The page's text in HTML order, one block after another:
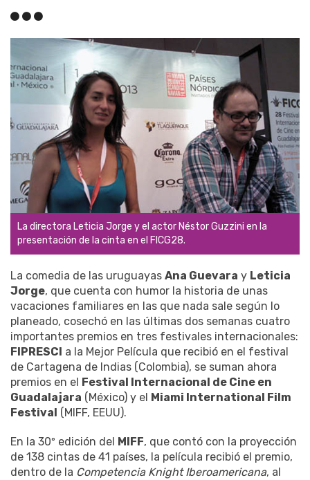
La directora Leticia Jorge y el actor Néstor Guzzini en la
presentación de la cinta en el FICG28.
La comedia de las uruguayas Ana Guevara y Leticia
Jorge, que cuenta con humor la historia de unas
vacaciones familiares en las que nada sale según lo
planeado, cosechó en las últimas dos semanas cuatro
importantes premios en tres festivales internacionales:
FIPRESCI a la Mejor Película que recibió en el festival
de Cartagena de Indias (Colombia), se suman ahora
premios en el Festival Internacional de Cine en
Guadalajara (México) y el Miami International Film
Festival (MIFF, EEUU).
En la 30º edición del MIFF, que contó con la proyección
de 138 cintas de 41 países, la película recibió el premio,
dentro de la Competencia Knight Iberoamericana, al